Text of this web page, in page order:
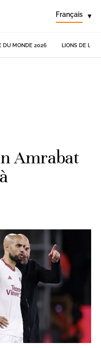
Français ▾
DU MONDE 2026 LIONS DE
Amrabat